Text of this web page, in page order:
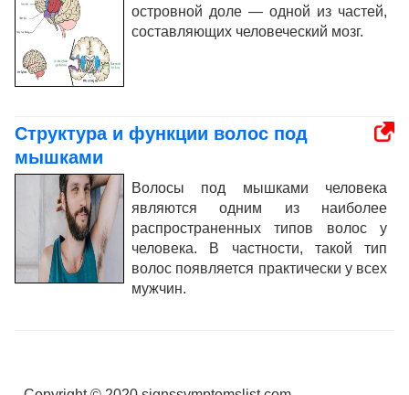
островной доле — одной из частей,
составляющих человеческий мозг.
Структура и функции волос под
мышками
Волосы под мышками человека
являются одним из наиболее
распространенных типов волос у
человека. В частности, такой тип
волос появляется практически у всех
мужчин.